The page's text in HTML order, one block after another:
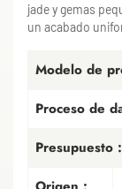
jade y gemas
un acabado
Modelo de
Proceso de
Presupuesto :